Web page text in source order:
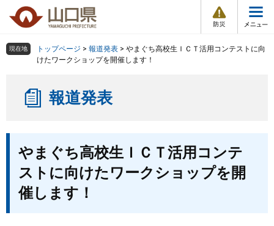
の
ー
情
報
メ
ュ
組織で探す
くらし・環境
健康・福祉
検索の仕方 組織で探す
現在地 トップページ > 報道発表 > やまぐち高校生ＩＣＴ活用コンテストに向
けたワークショップを開催します！
報道発表
やまぐち高校生ＩＣＴ活用コンテ
ストに向けたワークショップを開
催します！